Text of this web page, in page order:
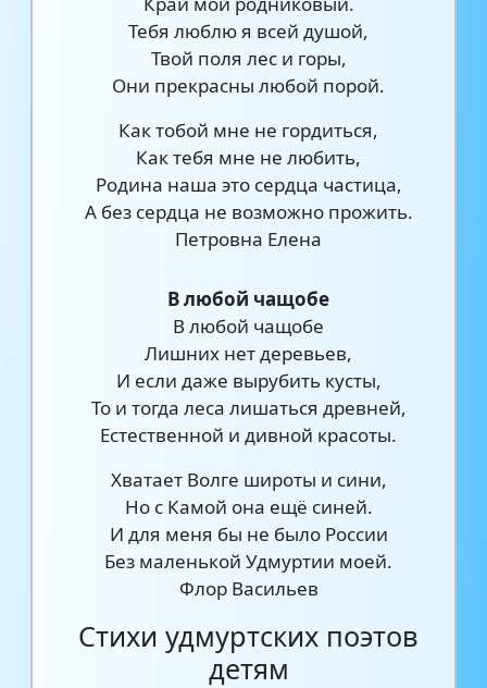
Тебя люблю я всей душой,
Твой поля лес и горы,
Они прекрасны любой порой.
Как тобой мне не гордиться,
Как тебя мне не любить,
Родина наша это сердца частица,
А без сердца не возможно прожить.
Петровна Елена
В любой чащобе
В любой чащобе
Лишних нет деревьев,
И если даже вырубить кусты,
То и тогда леса лишаться древней,
Естественной и дивной красоты.
Хватает Волге широты и сини,
Но с Камой она ещё синей.
И для меня бы не было России
Без маленькой Удмуртии моей.
Флор Васильев
Стихи удмуртских поэтов
детям